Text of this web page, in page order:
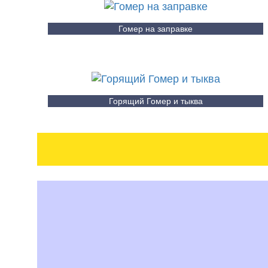
Гомер на заправке
Горящий Гомер и тыква